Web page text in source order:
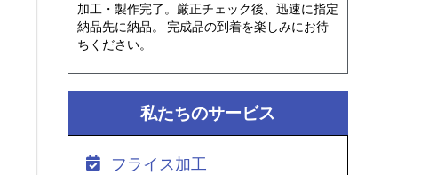
加工・製作完了。厳正チェック後、迅速に指定
納品先に納品。 完成品の到着を楽しみにお待
ちください。
私たちのサービス
フライス加工